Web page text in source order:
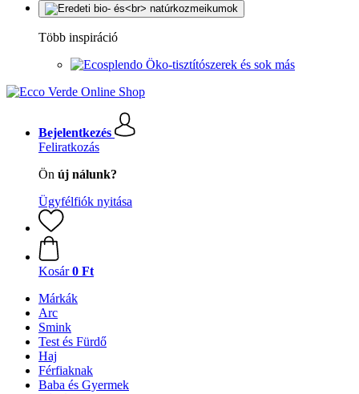
Több inspiráció
Öko-tisztítószerek és sok más
Bejelentkezés
Feliratkozás
Ön új nálunk?
Ügyfélfiók nyitása
Kosár 0 Ft
Márkák
Arc
Smink
Test és Fürdő
Haj
Férfiaknak
Baba és Gyermek